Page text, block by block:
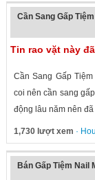
Cần Sang Gấp
Tin rao vặt này
Cần Sang Gấp
coi nên cần sang
động lâu năm nên
1,730 lượt xem ·
Bán Gấp Tiệm Nail